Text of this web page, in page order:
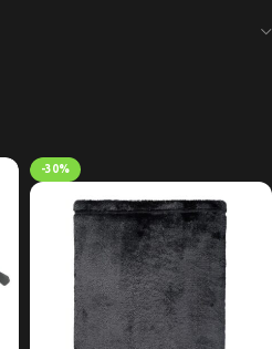
-30%